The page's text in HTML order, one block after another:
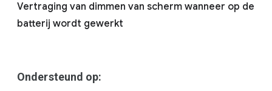
Inclusief beëindigd beleid
Vertraging van dimmen van scherm wanneer op de
batterij wordt gewerkt
Ondersteund op: